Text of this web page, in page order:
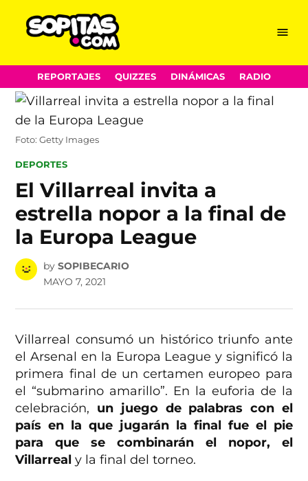
Skip
to
content
Menu
REPORTAJES QUIZZES DINÁMICAS RADIO
Foto: Getty Images
POSTED
DEPORTES
El Villarreal invita a
estrella nopor a la final de
la Europa League
by SOPIBECARIO
MAYO 7, 2021
Villarreal consumó un histórico triunfo ante
el Arsenal en la Europa League y significó la
primera final de un certamen europeo para
el “submarino amarillo”. En la euforia de la
celebración, un juego de palabras con el
país en la que jugarán la final fue el pie
para que se combinarán el nopor, el
Villarrealy la final del torneo.